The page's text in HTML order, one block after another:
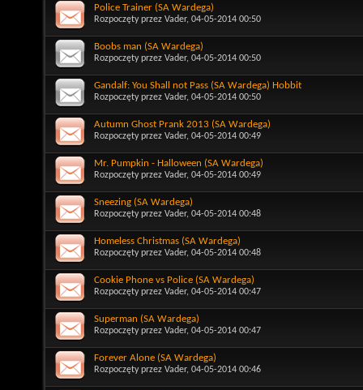
Police Trainer (SA Wardega)
Rozpoczęty przez Vader, 04-05-2014 00:50
Boobs man (SA Wardega)
Rozpoczęty przez Vader, 04-05-2014 00:50
Gandalf: You Shall not Pass (SA Wardega) Hobbit
Rozpoczęty przez Vader, 04-05-2014 00:50
Autumn Ghost Prank 2013 (SA Wardega)
Rozpoczęty przez Vader, 04-05-2014 00:49
Mr. Pumpkin - Halloween (SA Wardega)
Rozpoczęty przez Vader, 04-05-2014 00:49
Sneezing (SA Wardega)
Rozpoczęty przez Vader, 04-05-2014 00:48
Homeless Christmas (SA Wardega)
Rozpoczęty przez Vader, 04-05-2014 00:48
Cookie Phone vs Police (SA Wardega)
Rozpoczęty przez Vader, 04-05-2014 00:47
Superman (SA Wardega)
Rozpoczęty przez Vader, 04-05-2014 00:47
Forever Alone (SA Wardega)
Rozpoczęty przez Vader, 04-05-2014 00:46